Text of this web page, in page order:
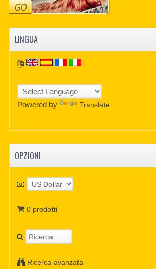
LINGUA
Powered by Translate
OPZIONI
0 prodotti
Ricerca avanzata